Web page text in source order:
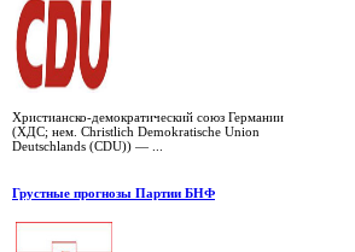
Христианско-демократический союз Германии
(ХДС; нем. Christlich Demokratische Union
Deutschlands (CDU)) — ...
Грустные прогнозы Партии БНФ